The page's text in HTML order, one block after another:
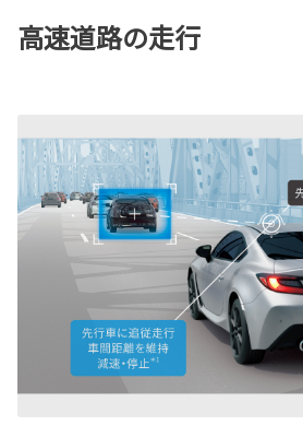
高速道路の走行